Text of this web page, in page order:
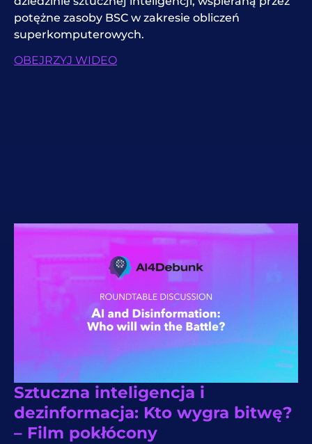
potężne zasoby BSC w zakresie obliczeń
superkomputerowych.
OBEJRZYJ WIDEO
Sztuczna inteligencja i
dezinformacja: Kto wygra bitwę?
– Film pokłócony